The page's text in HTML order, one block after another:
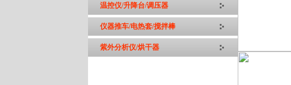
温控仪/升降台/调压器
仪器推车/电热套/搅拌棒
紫外分析仪/烘干器